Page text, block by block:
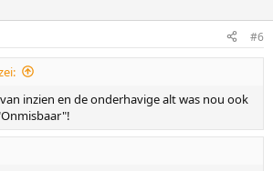
#6
inzien en de onderhavige alt was nou ook